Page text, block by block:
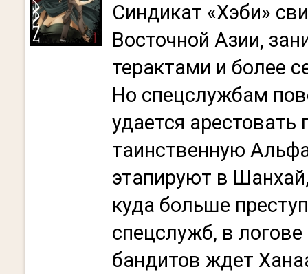
Синдикат «Хэби»
Восточной Азии,
терактами и более
Но спецслужбам
удается арестовать
таинственную
этапируют в
куда больше
спецслужб, в
бандитов ждет